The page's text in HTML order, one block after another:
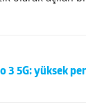
3 5G: yüksek